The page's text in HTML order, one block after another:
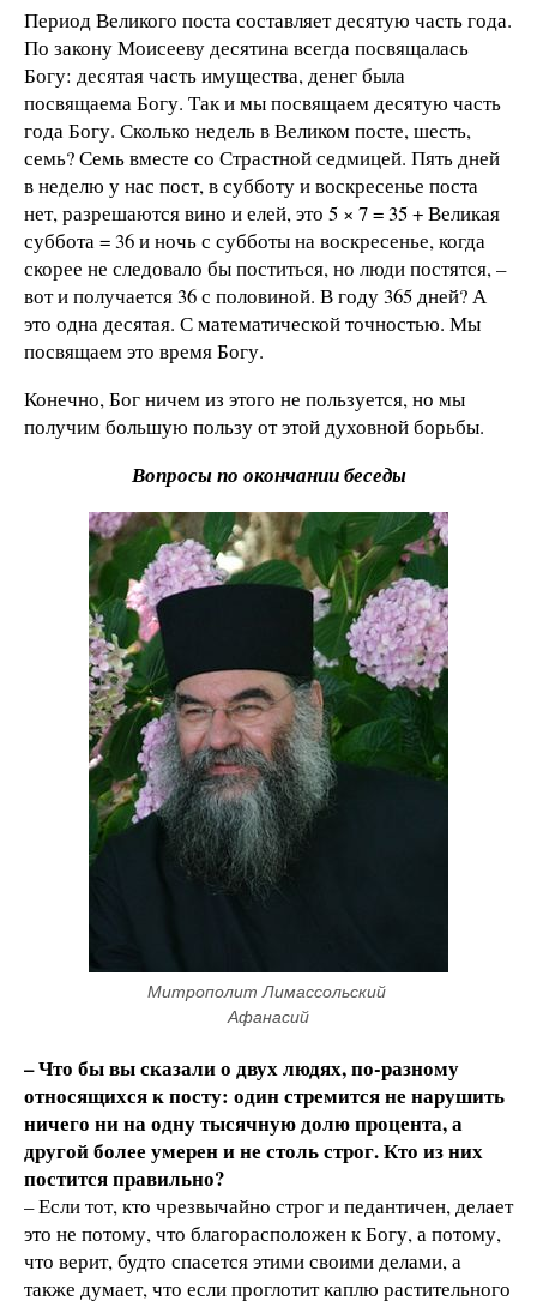
Период Великого поста составляет десятую часть года.
По закону Моисееву десятина всегда посвящалась
Богу: десятая часть имущества, денег была
посвящаема Богу. Так и мы посвящаем десятую часть
года Богу. Сколько недель в Великом посте, шесть,
семь? Семь вместе со Страстной седмицей. Пять дней
в неделю у нас пост, в субботу и воскресенье поста
нет, разрешаются вино и елей, это 5 × 7 = 35 + Великая
суббота = 36 и ночь с субботы на воскресенье, когда
скорее не следовало бы поститься, но люди постятся, –
вот и получается 36 с половиной. В году 365 дней? А
это одна десятая. С математической точностью. Мы
посвящаем это время Богу.
Конечно, Бог ничем из этого не пользуется, но мы
получим большую пользу от этой духовной борьбы.
Вопросы по окончании беседы
Митрополит Лимассольский
Афанасий
– Что бы вы сказали о двух людях, по-разному
относящихся к посту: один стремится не нарушить
ничего ни на одну тысячную долю процента, а
другой более умерен и не столь строг. Кто из них
постится правильно?
– Если тот, кто чрезвычайно строг и педантичен, делает
это не потому, что благорасположен к Богу, а потому,
что верит, будто спасется этими своими делами, а
также думает, что если проглотит каплю растительного